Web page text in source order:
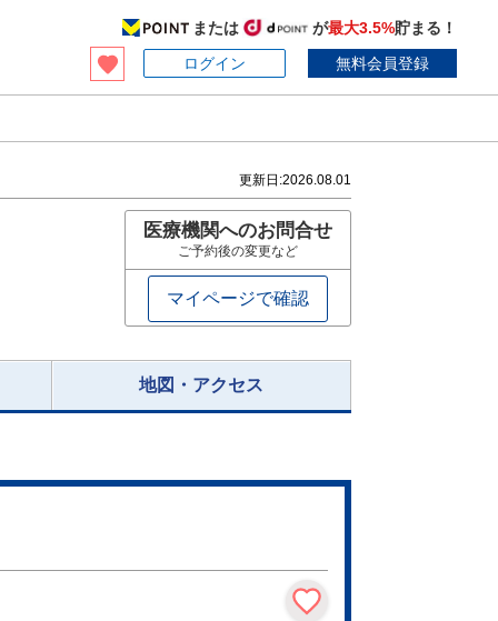
または が最大3.5%貯まる！
ログイン
無料会員登録
更新日:2026.08.01
医療機関へのお問合せ
ご予約後の変更など
マイページで確認
地図・アクセス